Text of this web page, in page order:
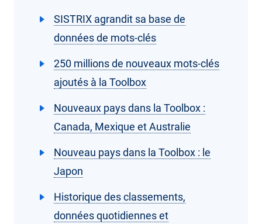
SISTRIX agrandit sa base de
données de mots-clés
250 millions de nouveaux mots-clés
ajoutés à la Toolbox
Nouveaux pays dans la Toolbox :
Canada, Mexique et Australie
Nouveau pays dans la Toolbox : le
Japon
Historique des classements,
données quotidiennes et